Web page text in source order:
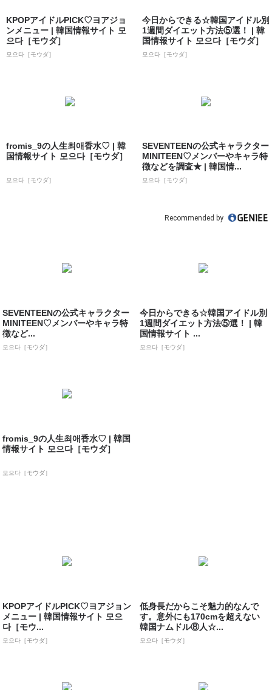
KPOPアイドルPICK♡ヨアジョ
ンメニュー | 韓国情報サイト 모
으다［モウダ］
모으다［モウダ］
今日からできる☆韓国アイドル別
1週間ダイエット方法⑤選！ | 韓
国情報サイト 모으다［モウダ］
모으다［モウダ］
fromis_9の人生최애香水♡ | 韓
国情報サイト 모으다［モウダ］
모으다［モウダ］
SEVENTEENの公式キャラクター
MINITEEN♡メンバーやキャラ特
徴などを調査★ | 韓国情...
모으다［モウダ］
Recommended by
SEVENTEENの公式キャラクター
MINITEEN♡メンバーやキャラ特
徴など...
모으다［モウダ］
今日からできる☆韓国アイドル別
1週間ダイエット方法⑤選！ | 韓
国情報サイト ...
모으다［モウダ］
fromis_9の人生최애香水♡ | 韓国
情報サイト 모으다［モウダ］
모으다［モウダ］
KPOPアイドルPICK♡ヨアジョン
メニュー | 韓国情報サイト 모으
다［モウ...
모으다［モウダ］
低身長だからこそ魅力的なんで
す。意外にも170cmを超えない
韓国ナムドル⑧人☆...
모으다［モウダ］